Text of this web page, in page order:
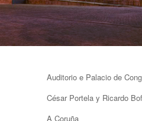
Auditorio e Palacio de
César Portela y Ricardo
A Coruña